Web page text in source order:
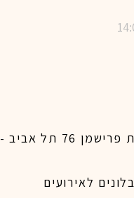
שימו לב ! מינימום הזמנת משלוח באתר לכל האיזורים האפשריים 450 ש״ח ו200 ש״ח מינימום לאיסוף - כתובת פרישמן 76 תל אביב -
בלונים לאירועים